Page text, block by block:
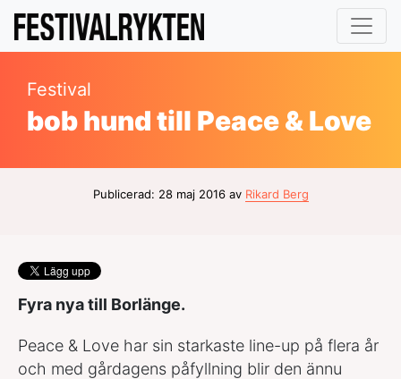
Festival
bob hund till Peace & Love
Publicerad: 28 maj 2016 av Rikard Berg
Fyra nya till Borlänge.
Peace & Love har sin starkaste line-up på flera år
och med gårdagens påfyllning blir den ännu